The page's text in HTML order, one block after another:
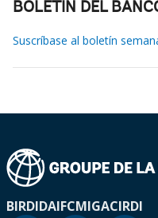
BOLETÍN DEL
Suscríbase al boletín
BIRDIDAIFCMIGACIRDI